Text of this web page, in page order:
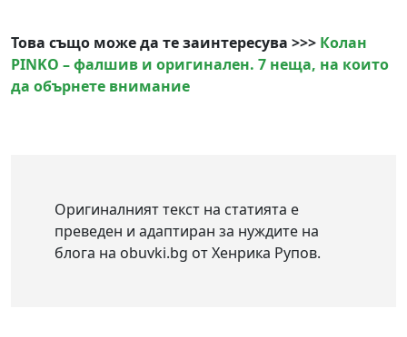
Това също може да те заинтересува >>> Колан
PINKO – фалшив и оригинален. 7 неща, на които
да обърнете внимание
Оригиналният текст на статията е
преведен и адаптиран за нуждите на
блога на obuvki.bg от Хенрика Рупов.